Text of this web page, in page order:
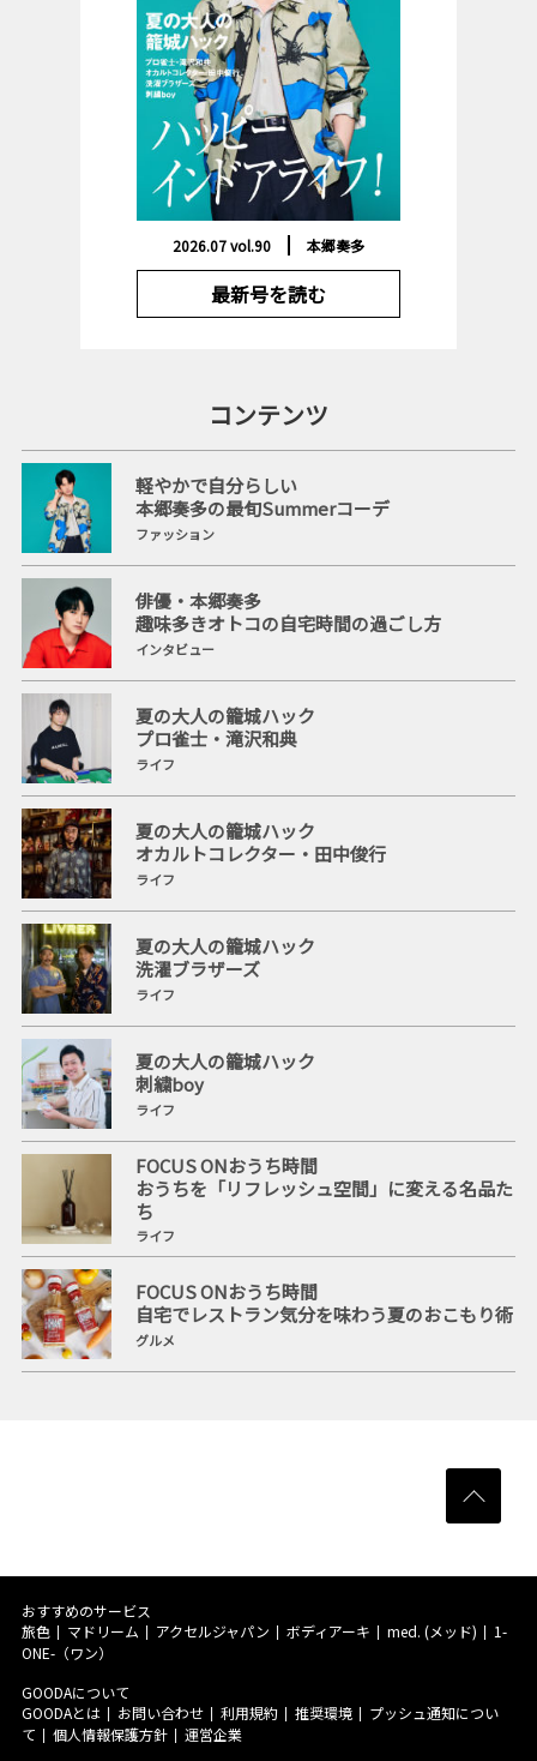
2026.07 vol.90 本郷奏多
最新号を読む
コンテンツ
軽やかで自分らしい
本郷奏多の最旬Summerコーデ
ファッション
俳優・本郷奏多
趣味多きオトコの自宅時間の過ごし方
インタビュー
夏の大人の籠城ハック
プロ雀士・滝沢和典
ライフ
夏の大人の籠城ハック
オカルトコレクター・田中俊行
ライフ
夏の大人の籠城ハック
洗濯ブラザーズ
ライフ
夏の大人の籠城ハック
刺繍boy
ライフ
FOCUS ONおうち時間
おうちを「リフレッシュ空間」に変える名品た
ち
ライフ
FOCUS ONおうち時間
自宅でレストラン気分を味わう夏のおこもり術
グルメ
おすすめのサービス
旅色
マドリーム アクセルジャパン ボディアーキ med. (メッド)
1-
ONE-（ワン）
GOODAについて
GOODAとは
お問い合わせ 利用規約 推奨環境
プッシュ通知につい
て
個人情報保護方針
運営企業